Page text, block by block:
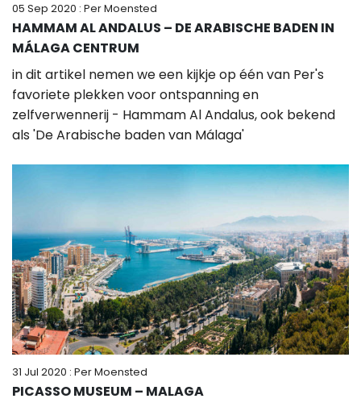
05 Sep 2020 : Per Moensted
HAMMAM AL ANDALUS – DE ARABISCHE BADEN IN
MÁLAGA CENTRUM
in dit artikel nemen we een kijkje op één van Per's
favoriete plekken voor ontspanning en
zelfverwennerij - Hammam Al Andalus, ook bekend
als 'De Arabische baden van Málaga'
31 Jul 2020 : Per Moensted
PICASSO MUSEUM – MALAGA